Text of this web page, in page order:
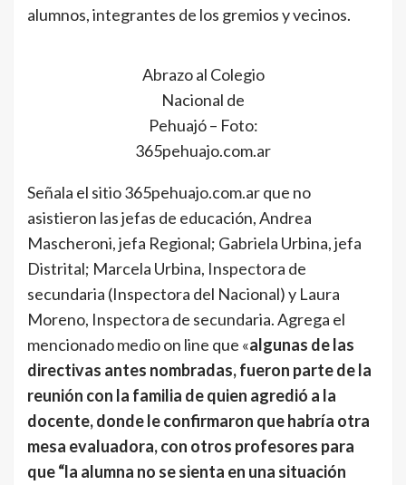
alumnos, integrantes de los gremios y vecinos.
Abrazo al Colegio
Nacional de
Pehuajó – Foto:
365pehuajo.com.ar
Señala el sitio 365pehuajo.com.ar que no
asistieron las jefas de educación, Andrea
Mascheroni, jefa Regional; Gabriela Urbina, jefa
Distrital; Marcela Urbina, Inspectora de
secundaria (Inspectora del Nacional) y Laura
Moreno, Inspectora de secundaria. Agrega el
mencionado medio on line que «algunas de las
directivas antes nombradas, fueron parte de la
reunión con la familia de quien agredió a la
docente, donde le confirmaron que habría otra
mesa evaluadora, con otros profesores para
que “la alumna no se sienta en una situación